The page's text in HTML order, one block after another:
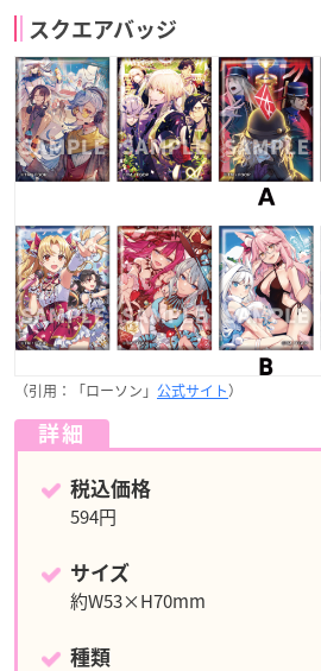
スクエアバッジ
（引用：「ローソン」 公式サイト）
詳細
税込価格
594円
サイズ
約W53×H70mm
種類